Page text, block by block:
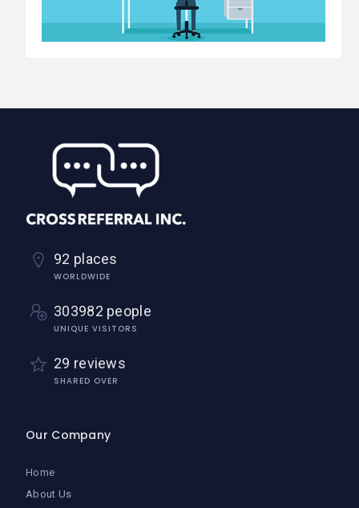
92 places
WORLDWIDE
303982 people
UNIQUE VISITORS
29 reviews
SHARED OVER
Our Company
Home
About Us